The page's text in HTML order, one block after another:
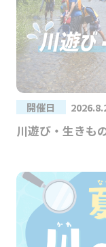
開催日
川遊び・生きも